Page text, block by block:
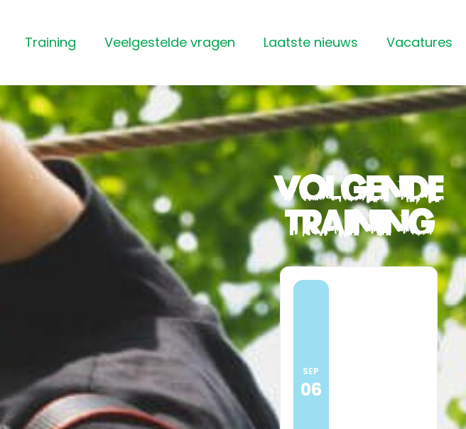
Training Veelgestelde vragen Laatste nieuws Vacatures
Volgende
training
SEP
06